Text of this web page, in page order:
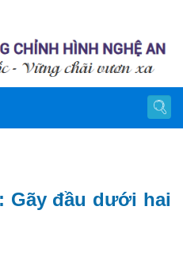
Gãy đầu dưới hai